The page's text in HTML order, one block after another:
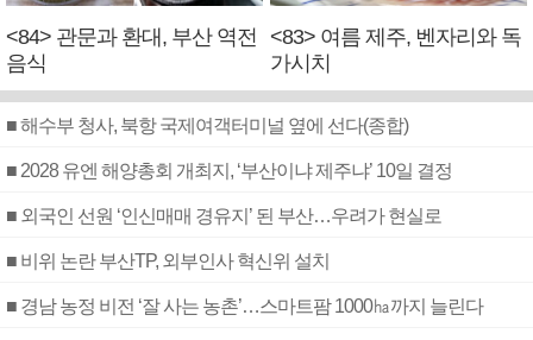
<84> 관문과 환대, 부산 역전
음식
<83> 여름 제주, 벤자리와 독
가시치
■ 해수부 청사, 북항 국제여객터미널 옆에 선다(종합)
■ 2028 유엔 해양총회 개최지, ‘부산이냐 제주냐’ 10일 결정
■ 외국인 선원 ‘인신매매 경유지’ 된 부산…우려가 현실로
■ 비위 논란 부산TP, 외부인사 혁신위 설치
■ 경남 농정 비전 ‘잘 사는 농촌’…스마트팜 1000㏊까지 늘린다